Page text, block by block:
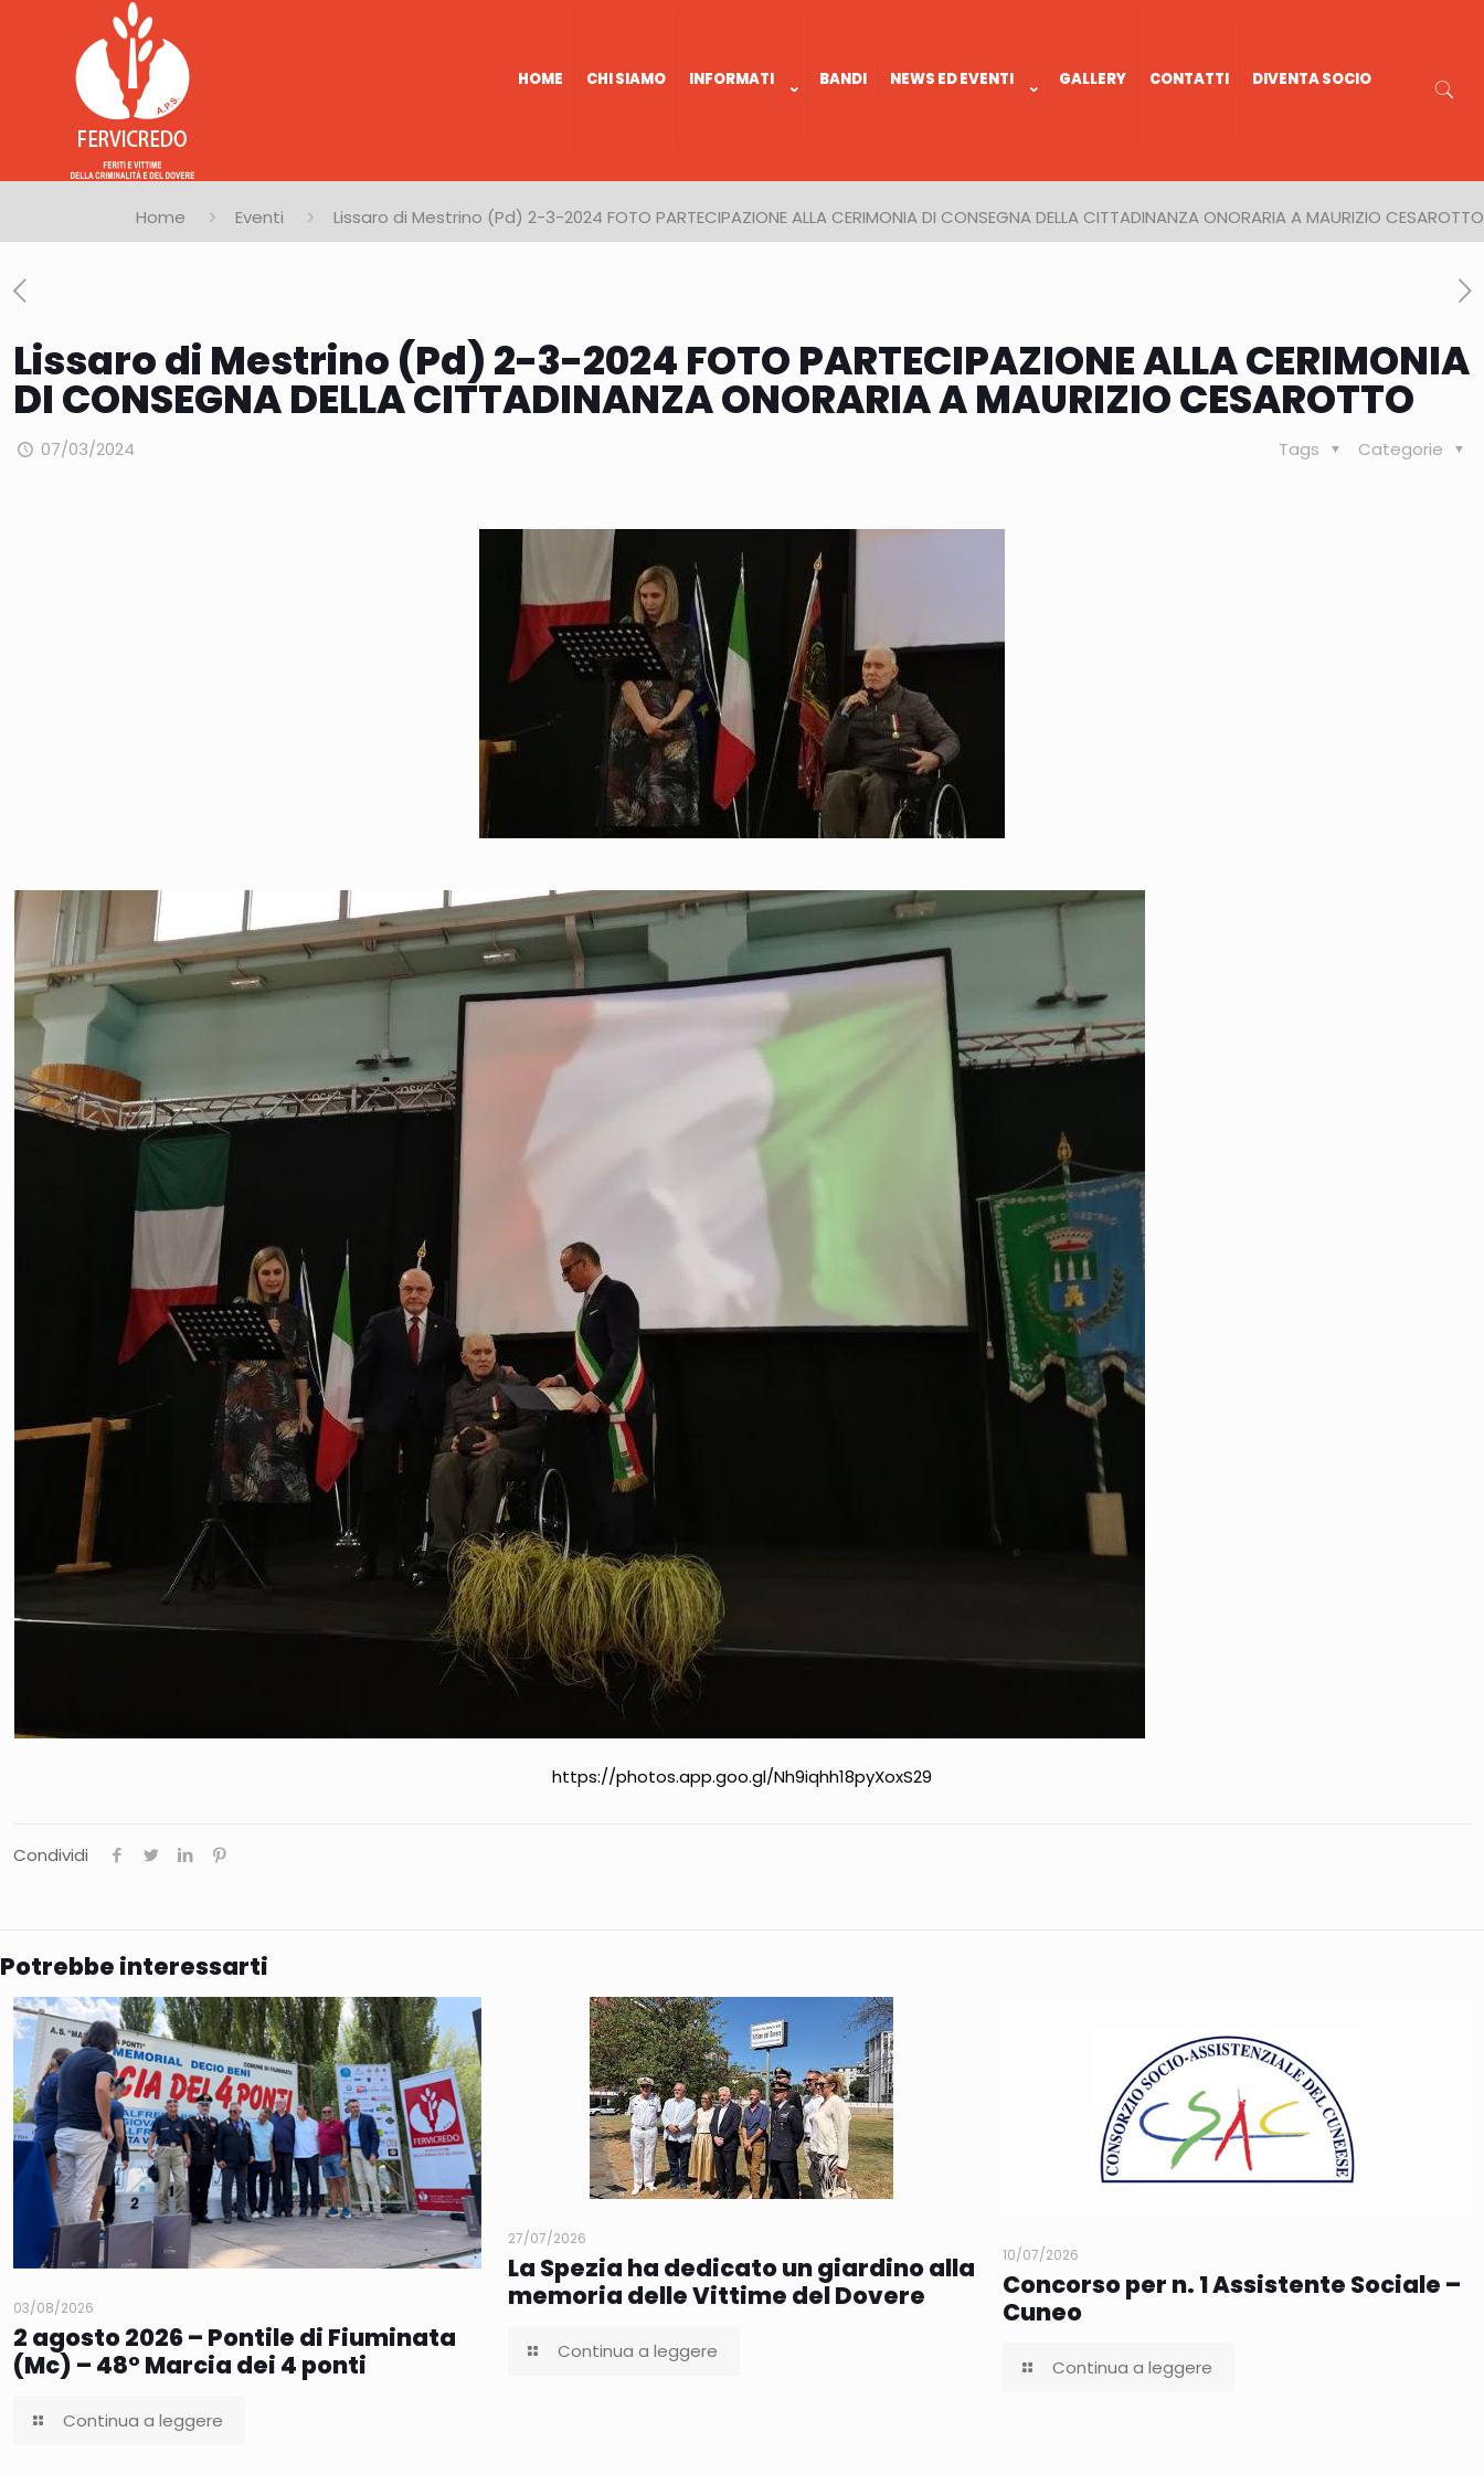
HOME CHI SIAMO INFORMATI BANDI NEWS ED EVENTI GALLERY CONTATTI DIVENTA SOCIO
Home Eventi Lissaro di Mestrino (Pd) 2-3-2024 FOTO PARTECIPAZIONE ALLA CERIMONIA DI CONSEGNA DELLA CITTADINANZA ONORARIA A MAURIZIO CESAROTTO
Lissaro di Mestrino (Pd) 2-3-2024 FOTO PARTECIPAZIONE ALLA CERIMONIA
DI CONSEGNA DELLA CITTADINANZA ONORARIA A MAURIZIO CESAROTTO
07/03/2024 Categorie
Tags
https://photos.app.goo.gl/Nh9iqhh18pyXoxS29
Condividi
Potrebbe interessarti
03/08/2026
2 agosto 2026 – Pontile di Fiuminata
(Mc) – 48° Marcia dei 4 ponti
Continua a leggere
27/07/2026
La Spezia ha dedicato un giardino alla
memoria delle Vittime del Dovere
Continua a leggere
10/07/2026
Concorso per n. 1 Assistente Sociale –
Cuneo
Continua a leggere